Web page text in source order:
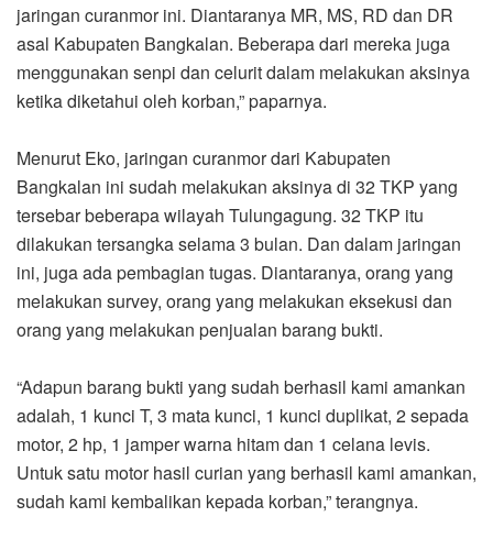
jaringan curanmor ini. Diantaranya MR, MS, RD dan DR
asal Kabupaten Bangkalan. Beberapa dari mereka juga
menggunakan senpi dan celurit dalam melakukan aksinya
ketika diketahui oleh korban,” paparnya.
Menurut Eko, jaringan curanmor dari Kabupaten
Bangkalan ini sudah melakukan aksinya di 32 TKP yang
tersebar beberapa wilayah Tulungagung. 32 TKP itu
dilakukan tersangka selama 3 bulan. Dan dalam jaringan
ini, juga ada pembagian tugas. Diantaranya, orang yang
melakukan survey, orang yang melakukan eksekusi dan
orang yang melakukan penjualan barang bukti.
“Adapun barang bukti yang sudah berhasil kami amankan
adalah, 1 kunci T, 3 mata kunci, 1 kunci duplikat, 2 sepada
motor, 2 hp, 1 jamper warna hitam dan 1 celana levis.
Untuk satu motor hasil curian yang berhasil kami amankan,
sudah kami kembalikan kepada korban,” terangnya.